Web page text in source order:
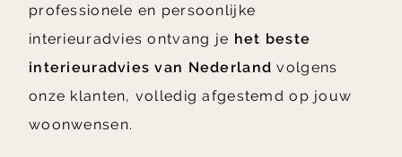
professionele en persoonlijke
interieuradvies ontvang je het beste
interieuradvies van Nederland volgens
onze klanten, volledig afgestemd op jouw
woonwensen.